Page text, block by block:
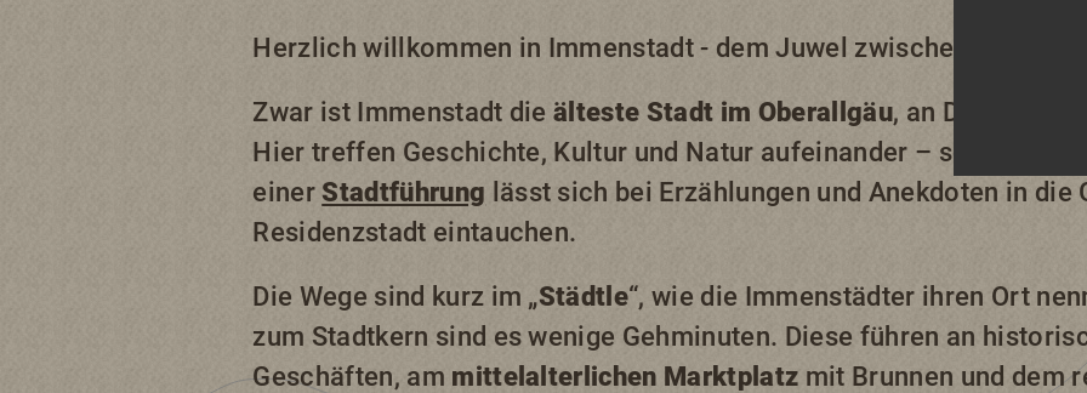
Herzlich willkommen in Immenstadt - dem Juwel zwischen See und
Zwar ist Immenstadt dieälteste Stadt im Oberallgäu, an Dynamik
Hier treffen Geschichte, Kultur und Natur aufeinander – schauen,
einerStadtführung lässt sich bei Erzählungen und Anekdoten in die
Residenzstadt eintauchen.
Die Wege sind kurz im „Städtle“, wie die Immenstädter ihren Ort
zum Stadtkern sind es wenige Gehminuten. Diese führen an
Geschäften, am mittelalterlichen Marktplatz mit Brunnen und dem